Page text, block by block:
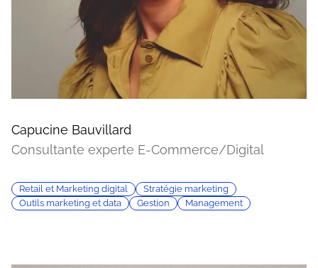
Capucine Bauvillard
Consultante experte E-Commerce/Digital
Retail et Marketing digital
Stratégie marketing
Outils marketing et data
Gestion Management